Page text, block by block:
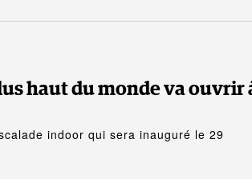
haut du monde va ouvrir
indoor qui sera inauguré le 29